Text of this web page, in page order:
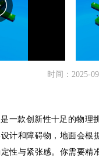
时间：2025-
一款创新性十足的物理
计和障碍物，地面会根
性与紧张感。你需要精